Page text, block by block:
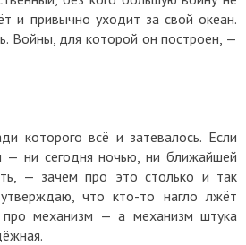
и привычно уходит за свой океан.
Войны, для которой он построен, —
которого всё и затевалось. Если
— ни сегодня ночью, ни ближайшей
— зачем про это столько и так
что кто-то нагло лжёт
механизм — а механизм штука